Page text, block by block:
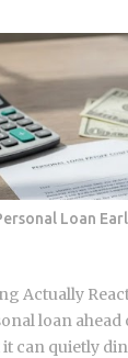
you can
blindsided by a
happens
Lenders
and insurance
top of your
arrive exactly
require a
the first tax or
lende...
Loan
Actually
loan ahead
can quietly